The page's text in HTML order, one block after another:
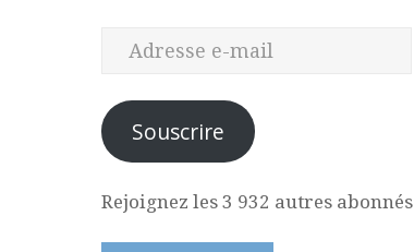
Souscrire
Rejoignez les 3 932 autres abonnés